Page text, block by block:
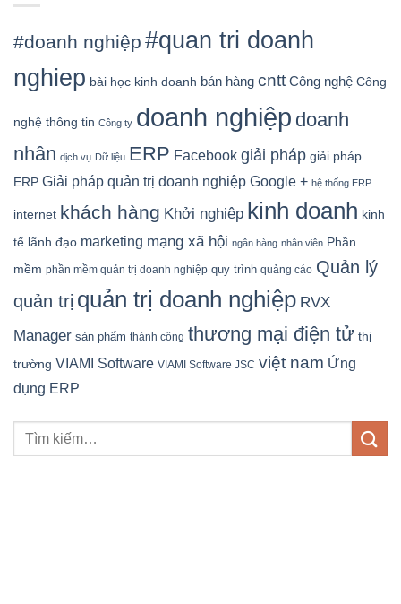
#doanh nghiệp #quan tri doanh
nghiep bài học kinh doanh bán hàng cntt Công nghệ Công
nghệ thông tin Công ty doanh nghiệp doanh
nhân dịch vụ Dữ liệu ERP Facebook giải pháp giải pháp
ERP Giải pháp quản trị doanh nghiệp Google + hệ thống ERP
internet khách hàng Khởi nghiệp kinh doanh kinh
tế lãnh đạo marketing mạng xã hội ngân hàng nhân viên Phần
mềm phần mềm quản trị doanh nghiệp quy trình quảng cáo Quản lý
quản trị quản trị doanh nghiệp RVX
Manager sản phẩm thành công thương mại điện tử thị
trường VIAMI Software VIAMI Software JSC việt nam Ứng
dụng ERP